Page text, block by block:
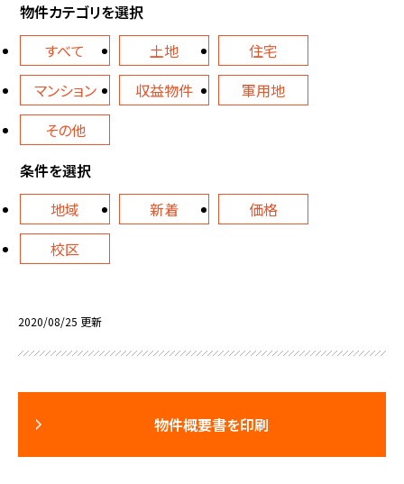
物件カテゴリを選択
すべて
土地
住宅
マンション
収益物件
軍用地
その他
条件を選択
地域
新着
価格
校区
2020/08/25 更新
物件概要書を印刷